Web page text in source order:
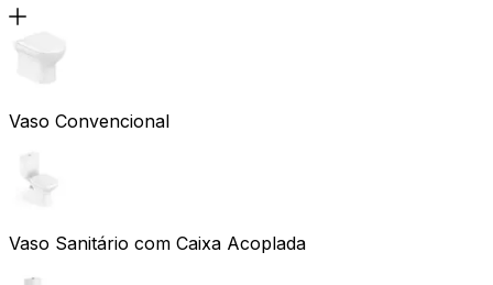
Vaso Convencional
Vaso Sanitário com Caixa Acoplada